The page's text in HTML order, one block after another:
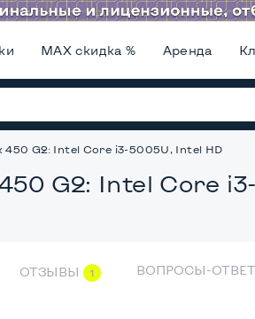
MAX скидка % Аренда
450 G2: Intel Core i3-5005U, Intel HD
G2: Intel Core
ОТЗЫВЫ 1 ВОПРОСЫ-